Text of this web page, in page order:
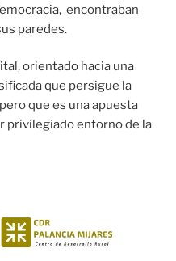
encontraban
paredes.
orientado hacia una
que persigue la
que es una apuesta
privilegiado entorno de la